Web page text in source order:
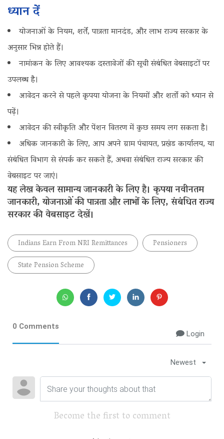
ध्यान दें
योजनाओं के नियम, शर्तें, पात्रता मानदंड, और लाभ राज्य सरकार के
अनुसार भिन्न होते हैं।
नामांकन के लिए आवश्यक दस्तावेजों की सूची संबंधित वेबसाइटों पर
उपलब्ध है।
आवेदन करने से पहले कृपया योजना के नियमों और शर्तों को ध्यान से
पढ़ें।
आवेदन की स्वीकृति और पेंशन वितरण में कुछ समय लग सकता है।
अधिक जानकारी के लिए, आप अपने ग्राम पंचायत, प्रखंड कार्यालय‌, या
संबंधित विभाग से संपर्क कर सकते हैं, अथवा संबंधित राज्य सरकार की
वेबसाइट पर जाएं।
यह लेख‌ केवल सामान्य जानकारी के लिए है। कृपया नवीनतम
जानकारी, योजनाओं की पात्रता और लाभों के लिए, संबंधित राज्य
सरकार की वेबसाइट देखें।
Indians Earn From NRI Remittances
Pensioners
State Pension Scheme
0 Comments
Login
Newest
Become the first to comment